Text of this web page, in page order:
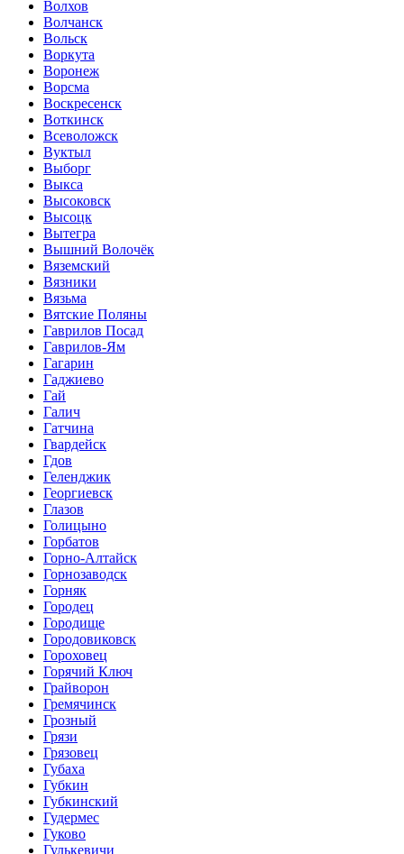
Волхов
Волчанск
Вольск
Воркута
Воронеж
Ворсма
Воскресенск
Воткинск
Всеволожск
Вуктыл
Выборг
Выкса
Высоковск
Высоцк
Вытегра
Вышний Волочёк
Вяземский
Вязники
Вязьма
Вятские Поляны
Гаврилов Посад
Гаврилов-Ям
Гагарин
Гаджиево
Гай
Галич
Гатчина
Гвардейск
Гдов
Геленджик
Георгиевск
Глазов
Голицыно
Горбатов
Горно-Алтайск
Горнозаводск
Горняк
Городец
Городище
Городовиковск
Гороховец
Горячий Ключ
Грайворон
Гремячинск
Грозный
Грязи
Грязовец
Губаха
Губкин
Губкинский
Гудермес
Гуково
Гулькевичи